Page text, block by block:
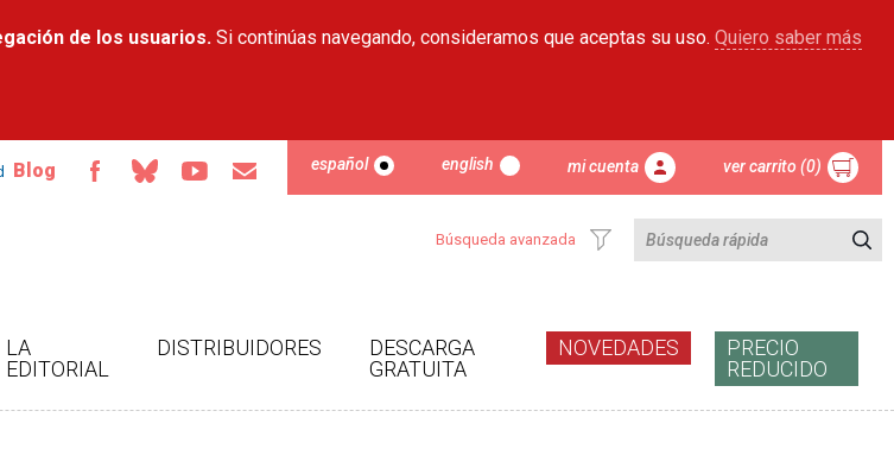
contenidode los usuarios. Si continúas navegando, consideramos que aceptas su uso. Quiero saber más
Blog español english mi cuenta ver carrito (0)
Búsqueda avanzada
LA
EDITORIAL
DISTRIBUIDORES
DESCARGA
GRATUITA
NOVEDADES
PRECIO
REDUCIDO